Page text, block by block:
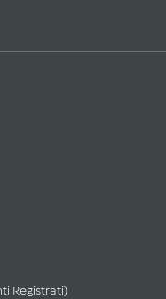
Registrati)